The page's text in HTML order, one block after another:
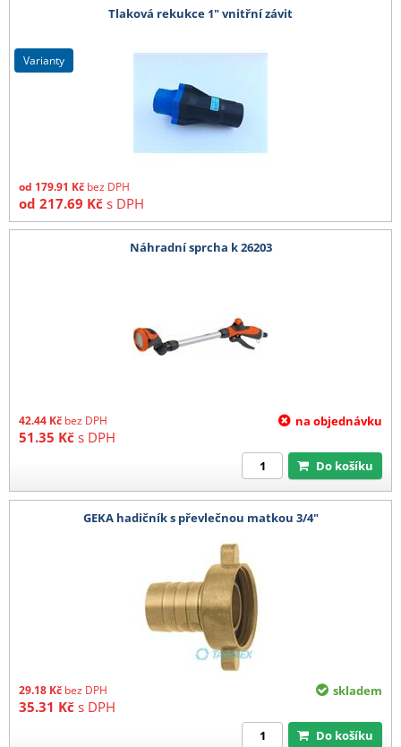
Tlaková rekukce 1" vnitřní závit
od 179.91 Kč bez DPH
od 217.69 Kč s DPH
varianty
Náhradní sprcha k 26203
42.44 Kč bez DPH
51.35 Kč s DPH
na objednávku
Do košíku
GEKA hadičník s převlečnou matkou 3/4"
29.18 Kč bez DPH
35.31 Kč s DPH
skladem
Do košíku